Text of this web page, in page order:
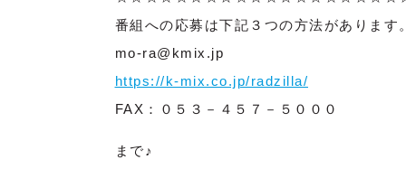
番組への応募は下記３つの方法があります
mo-ra@kmix.jp
https://k-mix.co.jp/radzilla/
FAX：０５３－４５７－５０００
まで♪